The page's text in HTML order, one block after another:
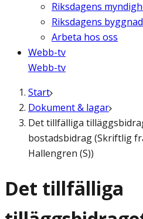
Riksdagens
Riksdagens
Arbeta hos oss
Webb-tv
Webb-tv
Start
Dokument & lagar
Det tillfälliga
bostadsbidrag (Skriftlig
Hallengren (S))
Det tillfälliga